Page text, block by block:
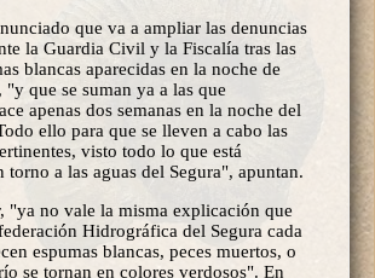
que va a ampliar las denuncias
la Guardia Civil y la Fiscalía tras las
blancas aparecidas en la noche de
"y que se suman ya a las que
apenas dos semanas en la noche del
ello para que se lleven a cabo las
visto todo lo que está
torno a las aguas del Segura", apuntan.
"ya no vale la misma explicación que
Hidrográfica del Segura cada
espumas blancas, peces muertos, o
se tornan en colores verdosos". En